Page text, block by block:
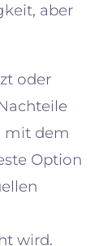
aber
oder
mit dem
Option
wird.